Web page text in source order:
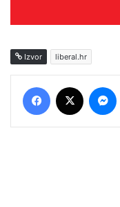
Izvor liberal.hr
Facebook